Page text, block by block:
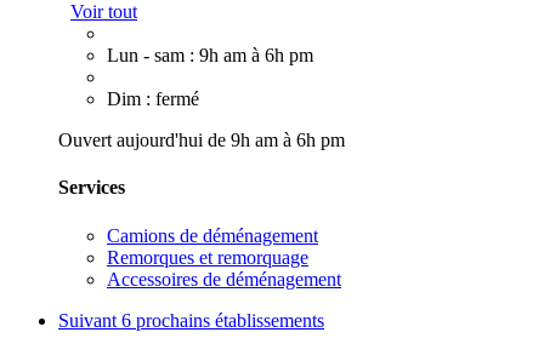
Voir tout
Lun - sam : 9h am à 6h pm
Dim : fermé
Ouvert aujourd'hui de 9h am à 6h pm
Services
Camions de déménagement
Remorques et remorquage
Accessoires de déménagement
Suivant 6 prochains établissements